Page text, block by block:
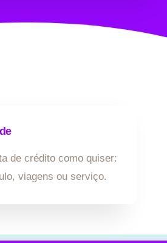
de crédito como quiser:
viagens ou serviço.